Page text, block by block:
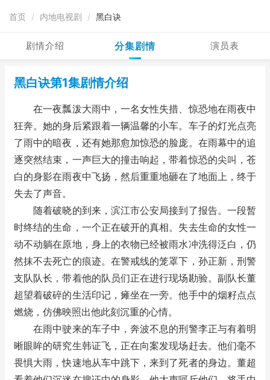
首页 / 内地电视剧 / 黑白诀
剧情介绍 分集剧情 演员表
黑白诀第1集剧情介绍
在一夜瓢泼大雨中，一名女性失措、惊恐地在雨夜中
狂奔。她的身后紧跟着一辆温馨的小车。车子的灯光点亮
了雨中的暗夜，还有她那愈加惊恐的脸庞。在雨幕中的追
逐突然结束，一声巨大的撞击响起，带着惊恐的尖叫，苍
白的身影在雨夜中飞扬，然后重重地砸在了地面上，终于
失去了声音。
随着破晓的到来，滨江市公安局接到了报告。一段暂
时终结的生命，一个正在破开的真相。失去生命的女性一
动不动躺在原地，身上的衣物已经被雨水冲洗得泛白，仍
然抹不去死亡的痕迹。在警戒线的笼罩下，孙正新，刑警
支队队长，带着他的队员们正在进行现场勘验。副队长董
超望着破碎的生活印记，瘫坐在一旁。他手中的烟籽点点
燃烧，仿佛映照出他此刻沉重的心情。
在雨中驶来的车子中，奔波不息的刑警李正与有着明
晰眼眸的研究生韩证飞，正在向案发现场赶去。他们毫不
畏惧大雨，快速地从车中跳下，来到了死者的身边。董超